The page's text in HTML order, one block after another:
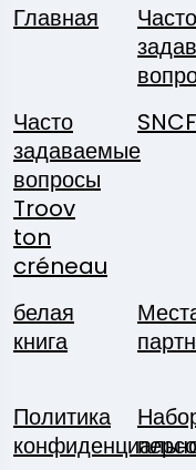
Главная
Часто
Часто
задаваемые
вопросы
Troov
ton
créneau
SNCF
белая
книга
Политика